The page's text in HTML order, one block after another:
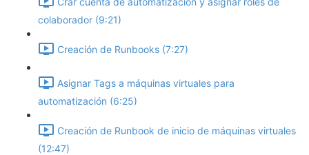
colaborador (9:21)
Creación de Runbooks (7:27)
Asignar Tags a máquinas virtuales para
automatización (6:25)
Creación de Runbook de inicio de máquinas virtuales
(12:47)